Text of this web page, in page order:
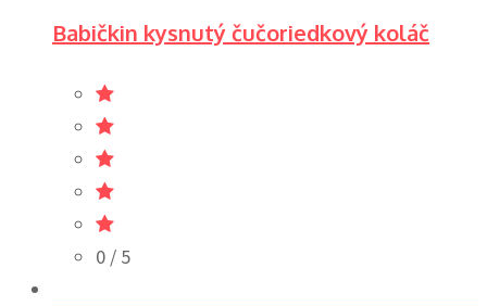
Babičkin kysnutý čučoriedkový koláč
0 / 5